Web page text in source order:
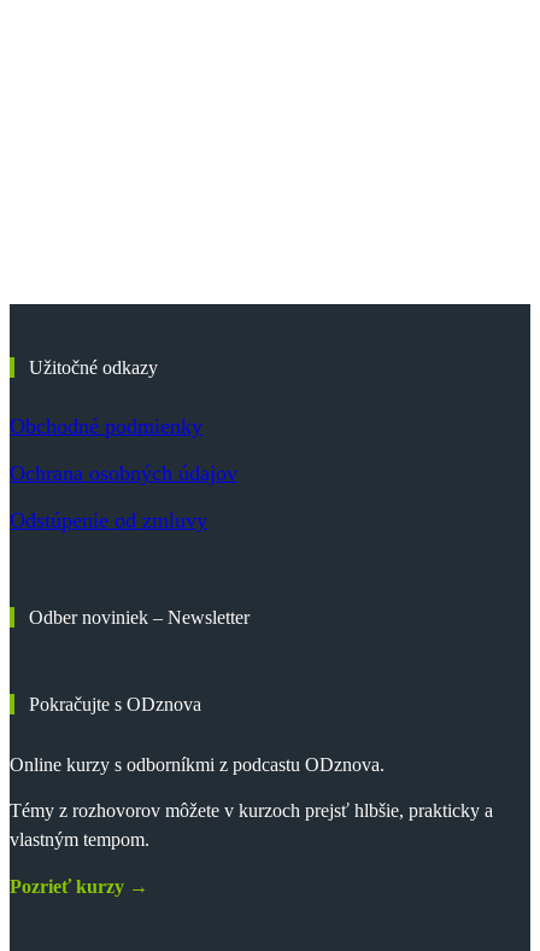
Užitočné odkazy
Obchodné podmienky
Ochrana osobných údajov
Odstúpenie od zmluvy
Odber noviniek – Newsletter
Pokračujte s ODznova
Online kurzy s odborníkmi z podcastu ODznova.
Témy z rozhovorov môžete v kurzoch prejsť hlbšie, prakticky a
vlastným tempom.
Pozrieť kurzy →